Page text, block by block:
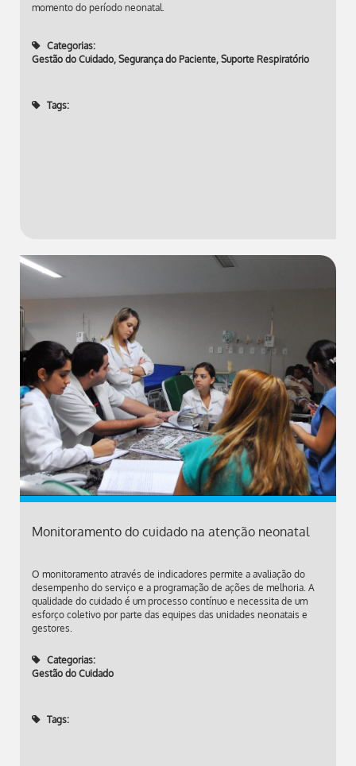
momento do período neonatal.
Categorias:
Gestão do Cuidado, Segurança do Paciente, Suporte Respiratório
Tags:
Monitoramento do cuidado na atenção neonatal
O monitoramento através de indicadores permite a avaliação do
desempenho do serviço e a programação de ações de melhoria. A
qualidade do cuidado é um processo contínuo e necessita de um
esforço coletivo por parte das equipes das unidades neonatais e
gestores.
Categorias:
Gestão do Cuidado
Tags: